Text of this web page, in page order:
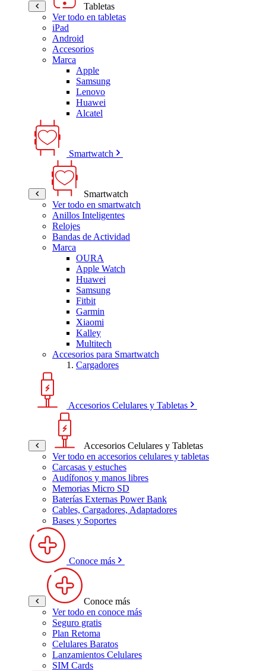
Tabletas
Ver todo en tabletas
iPad
Android
Accesorios
Marca
Apple
Samsung
Lenovo
Huawei
Alcatel
Smartwatch
Smartwatch
Ver todo en smartwatch
Anillos Inteligentes
Relojes
Bandas de Actividad
Marca
OURA
Apple Watch
Huawei
Samsung
Fitbit
Garmin
Xiaomi
Kalley
Multitech
Accesorios para Smartwatch
Cargadores
Accesorios Celulares y Tabletas
Accesorios Celulares y Tabletas
Ver todo en accesorios celulares y tabletas
Carcasas y estuches
Audífonos y manos libres
Memorias Micro SD
Baterías Externas Power Bank
Cables, Cargadores, Adaptadores
Bases y Soportes
Conoce más
Conoce más
Ver todo en conoce más
Seguro gratis
Plan Retoma
Celulares Baratos
Lanzamientos Celulares
SIM Cards